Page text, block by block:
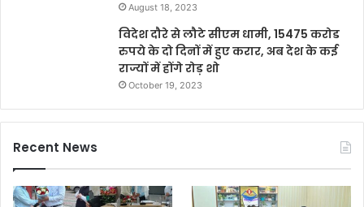
August 18, 2023
विदेश दौरे से लौटे सीएम धामी, 15475 करोड
रुपये के दो दिनों में हुए करार, अब देश के कई
राज्यों में होंगे रोड़ शो
October 19, 2023
Recent News